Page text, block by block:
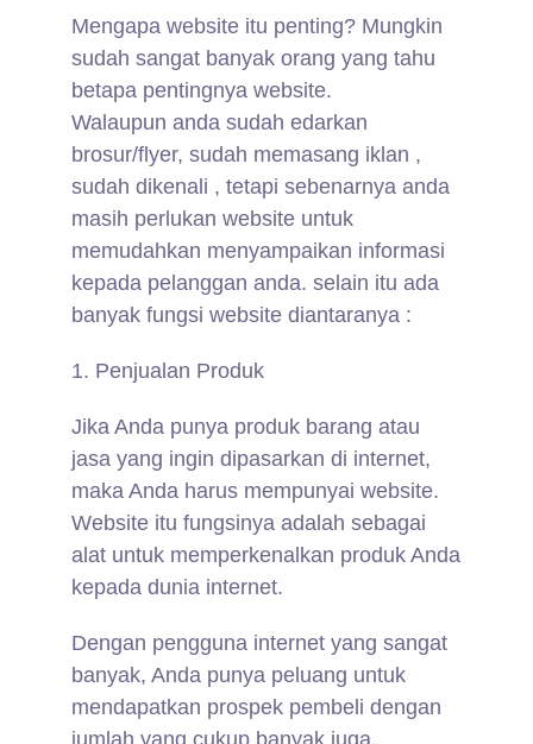
Mengapa website itu penting? Mungkin
sudah sangat banyak orang yang tahu
betapa pentingnya website.
Walaupun anda sudah edarkan
brosur/flyer, sudah memasang iklan ,
sudah dikenali , tetapi sebenarnya anda
masih perlukan website untuk
memudahkan menyampaikan informasi
kepada pelanggan anda. selain itu ada
banyak fungsi website diantaranya :
1. Penjualan Produk
Jika Anda punya produk barang atau
jasa yang ingin dipasarkan di internet,
maka Anda harus mempunyai website.
Website itu fungsinya adalah sebagai
alat untuk memperkenalkan produk Anda
kepada dunia internet.
Dengan pengguna internet yang sangat
banyak, Anda punya peluang untuk
mendapatkan prospek pembeli dengan
jumlah yang cukup banyak juga.